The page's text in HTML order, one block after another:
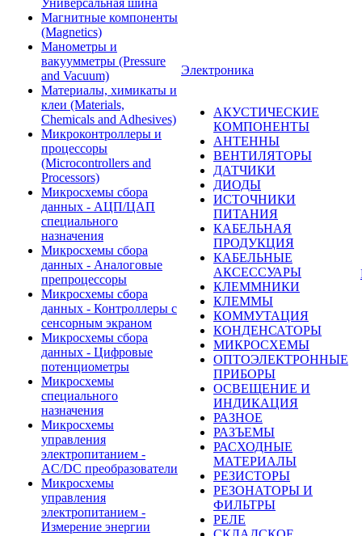
Универсальная шина
Магнитные компоненты
(Magnetics)
Манометры и
вакуумметры (Pressure
and Vacuum)
Материалы, химикаты и
клеи (Materials,
Chemicals and Adhesives)
Микроконтроллеры и
процессоры
(Microcontrollers and
Processors)
Микросхемы сбора
данных - АЦП/ЦАП
специального
назначения
Микросхемы сбора
данных - Аналоговые
препроцессоры
Микросхемы сбора
данных - Контроллеры с
сенсорным экраном
Микросхемы сбора
данных - Цифровые
потенциометры
Микросхемы
специального
назначения
Микросхемы
управления
электропитанием -
AC/DC преобразователи
Микросхемы
управления
электропитанием -
Измерение энергии
Электроника
АКУСТИЧЕСКИЕ
КОМПОНЕНТЫ
АНТЕННЫ
ВЕНТИЛЯТОРЫ
ДАТЧИКИ
ДИОДЫ
ИСТОЧНИКИ
ПИТАНИЯ
КАБЕЛЬНАЯ
ПРОДУКЦИЯ
КАБЕЛЬНЫЕ
АКСЕССУАРЫ
КЛЕММНИКИ
КЛЕММЫ
КОММУТАЦИЯ
КОНДЕНСАТОРЫ
МИКРОСХЕМЫ
ОПТОЭЛЕКТРОННЫЕ
ПРИБОРЫ
ОСВЕЩЕНИЕ И
ИНДИКАЦИЯ
РАЗНОЕ
РАЗЪЕМЫ
РАСХОДНЫЕ
МАТЕРИАЛЫ
РЕЗИСТОРЫ
РЕЗОНАТОРЫ И
ФИЛЬТРЫ
РЕЛЕ